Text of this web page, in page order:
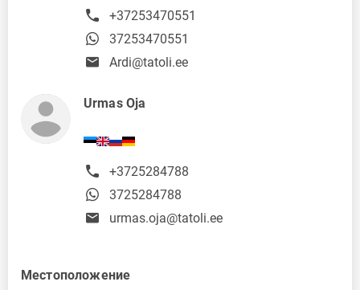
+37253470551
37253470551
Ardi@tatoli.ee
Urmas Oja
+3725284788
3725284788
urmas.oja@tatoli.ee
Местоположение